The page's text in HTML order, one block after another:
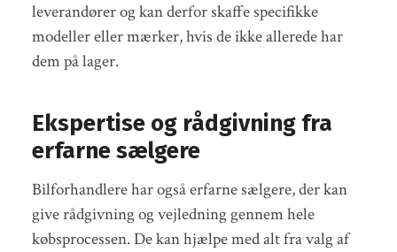
leverandører og kan derfor skaffe specifikke
modeller eller mærker, hvis de ikke allerede har
dem på lager.
Ekspertise og rådgivning fra
erfarne sælgere
Bilforhandlere har også erfarne sælgere, der kan
give rådgivning og vejledning gennem hele
købsprocessen. De kan hjælpe med alt fra valg af